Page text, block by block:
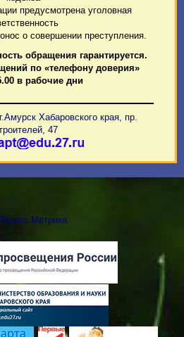
предусмотрена уголовная
о совершении преступления.
обращения гарантируется.
по «телефону доверия»
в рабочие дни
Хабаровского края, пр.
47